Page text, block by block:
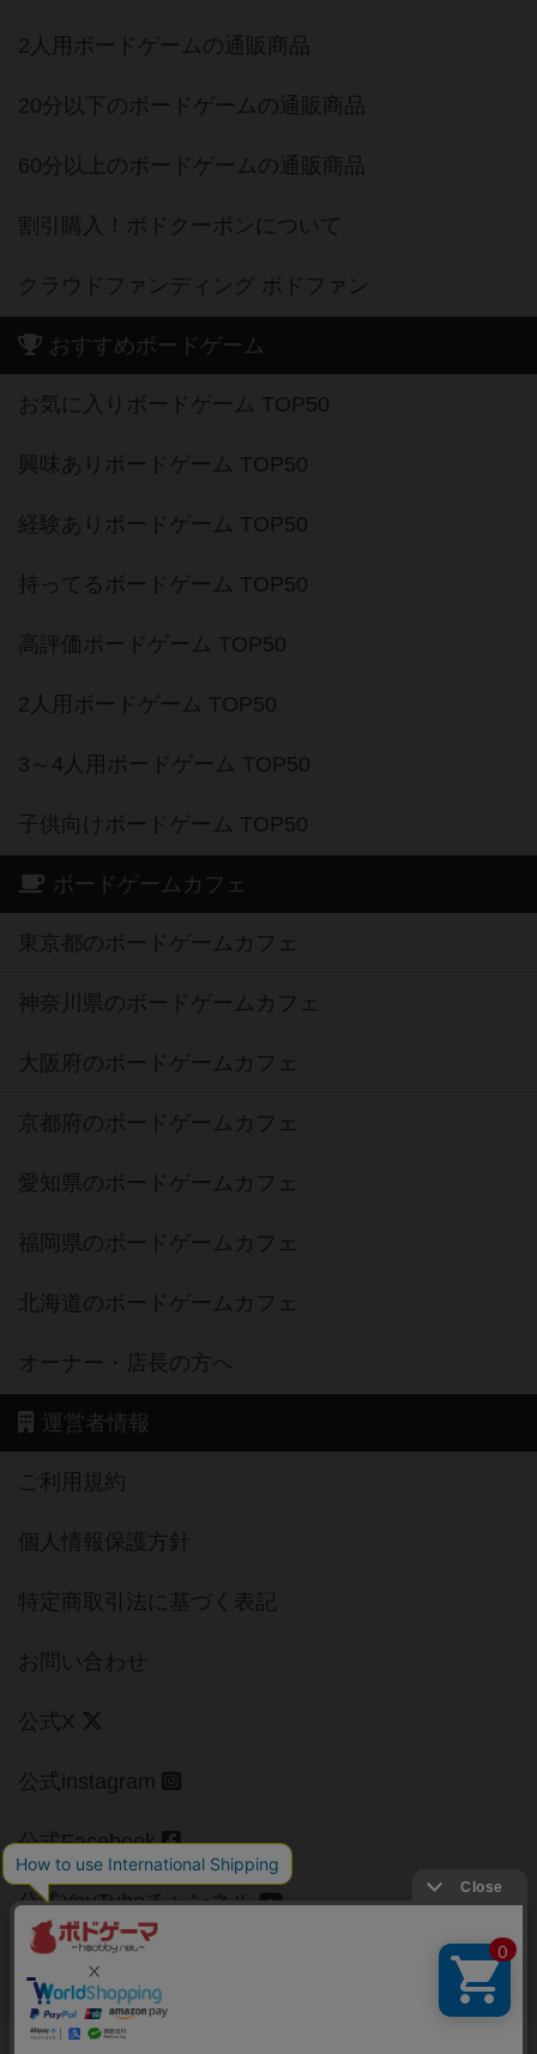
2人用ボードゲームの通販商品
20分以下のボードゲームの通販商品
60分以上のボードゲームの通販商品
割引購入！ボドクーポンについて
クラウドファンディング ボドファン
おすすめボードゲーム
お気に入りボードゲーム TOP50
興味ありボードゲーム TOP50
経験ありボードゲーム TOP50
持ってるボードゲーム TOP50
高評価ボードゲーム TOP50
2人用ボードゲーム TOP50
3～4人用ボードゲーム TOP50
子供向けボードゲーム TOP50
ボードゲームカフェ
東京都のボードゲームカフェ
神奈川県のボードゲームカフェ
大阪府のボードゲームカフェ
京都府のボードゲームカフェ
愛知県のボードゲームカフェ
福岡県のボードゲームカフェ
北海道のボードゲームカフェ
オーナー・店長の方へ
運営者情報
ご利用規約
個人情報保護方針
特定商取引法に基づく表記
お問い合わせ
公式X
公式instagram
公式Facebook
公式YouTubeチャンネル